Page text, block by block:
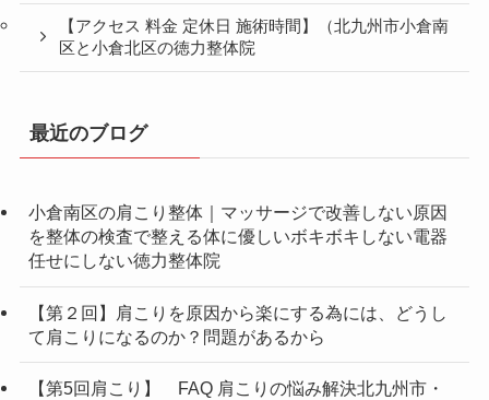
【アクセス 料金 定休日 施術時間】（北九州市小倉南
区と小倉北区の徳力整体院
最近のブログ
小倉南区の肩こり整体｜マッサージで改善しない原因
を整体の検査で整える体に優しいボキボキしない電器
任せにしない徳力整体院
【第２回】肩こりを原因から楽にする為には、どうし
て肩こりになるのか？問題があるから
【第5回肩こり】 FAQ 肩こりの悩み解決北九州市・